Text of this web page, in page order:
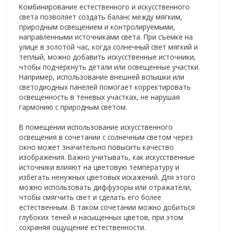
Комбинирование естественного и искусственного
света позволяет создать баланс между мягким,
природным освещением и контролируемыми,
направленными источниками света. При съемке на
улице в золотой час, когда солнечный свет мягкий и
теплый, можно добавить искусственные источники,
чтобы подчеркнуть детали или освещенные участки.
Например, использование внешней вспышки или
светодиодных панелей помогает корректировать
освещенность в теневых участках, не нарушая
гармонию с природным светом.
В помещении использование искусственного
освещения в сочетании с солнечным светом через
окно может значительно повысить качество
изображения. Важно учитывать, как искусственные
источники влияют на цветовую температуру и
избегать ненужных цветовых искажений. Для этого
можно использовать диффузоры или отражатели,
чтобы смягчить свет и сделать его более
естественным. В таком сочетании можно добиться
глубоких теней и насыщенных цветов, при этом
сохраняя ощущение естественности.